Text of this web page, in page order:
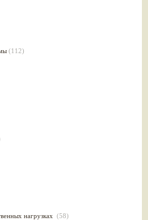
(112)
нагрузках (58)